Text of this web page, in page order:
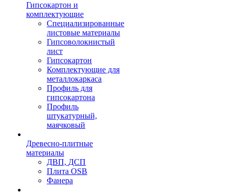
Гипсокартон и
комплектующие
Специализированные
листовые материалы
Гипсоволокнистый
лист
Гипсокартон
Комплектующие для
металлокаркаса
Профиль для
гипсокартона
Профиль
штукатурный,
маячковый
Древесно-плитные
материалы
ДВП, ДСП
Плита OSB
Фанера